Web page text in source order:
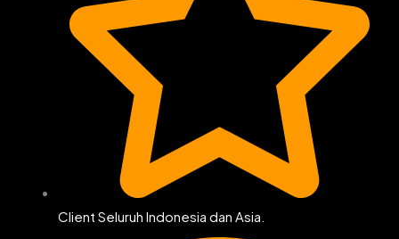
Client Seluruh Indonesia dan Asia.